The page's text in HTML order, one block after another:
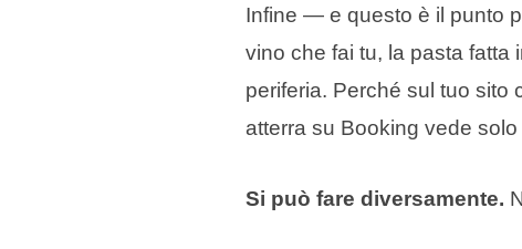
Infine — e questo è il punto
vino che fai tu, la pasta fatta
periferia. Perché sul tuo sito
atterra su Booking vede
Si può fare diversamente.